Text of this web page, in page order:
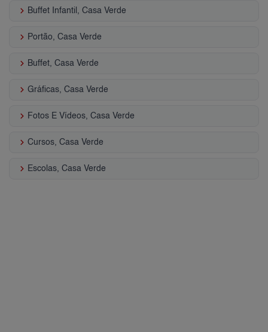
keyboard_arrow_right Buffet Infantil, Casa Verde
keyboard_arrow_right Portão, Casa Verde
keyboard_arrow_right Buffet, Casa Verde
keyboard_arrow_right Gráficas, Casa Verde
keyboard_arrow_right Fotos E Vídeos, Casa Verde
keyboard_arrow_right Cursos, Casa Verde
keyboard_arrow_right Escolas, Casa Verde